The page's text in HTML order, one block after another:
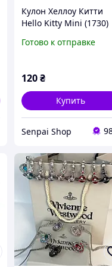
Кулон Хеллоу Китти
Hello Kitty Mini (1730)
Готово к отправке
120₴
Купить
Senpai Shop